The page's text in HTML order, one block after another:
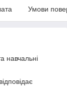
Умови
навчальні